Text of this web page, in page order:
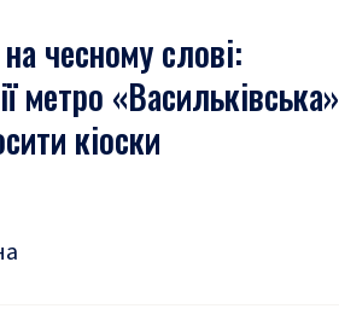
чесному слові:
метро «Васильківська»
кіоски